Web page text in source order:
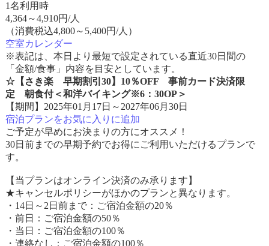
1名利用時
4,364～4,910円/人
（消費税込4,800～5,400円/人）
空室カレンダー
※表記は、本日より最短で設定されている直近30日間の
「金額/食事」内容を目安としています。
☆【さき楽 早期割引30】10％OFF 事前カード決済限
定 朝食付＜和洋バイキング※6：30OP＞
【期間】2025年01月17日～2027年06月30日
宿泊プランをお気に入りに追加
ご予定が早めにお決まりの方にオススメ！
30日前までの早期予約でお得にご利用いただけるプランで
す。
【当プランはオンライン決済のみ承ります】
★キャンセルポリシーがほかのプランと異なります。
・14日～2日前まで：ご宿泊金額の20％
・前日：ご宿泊金額の50％
・当日：ご宿泊金額の100％
・連絡なし：ご宿泊金額の100％